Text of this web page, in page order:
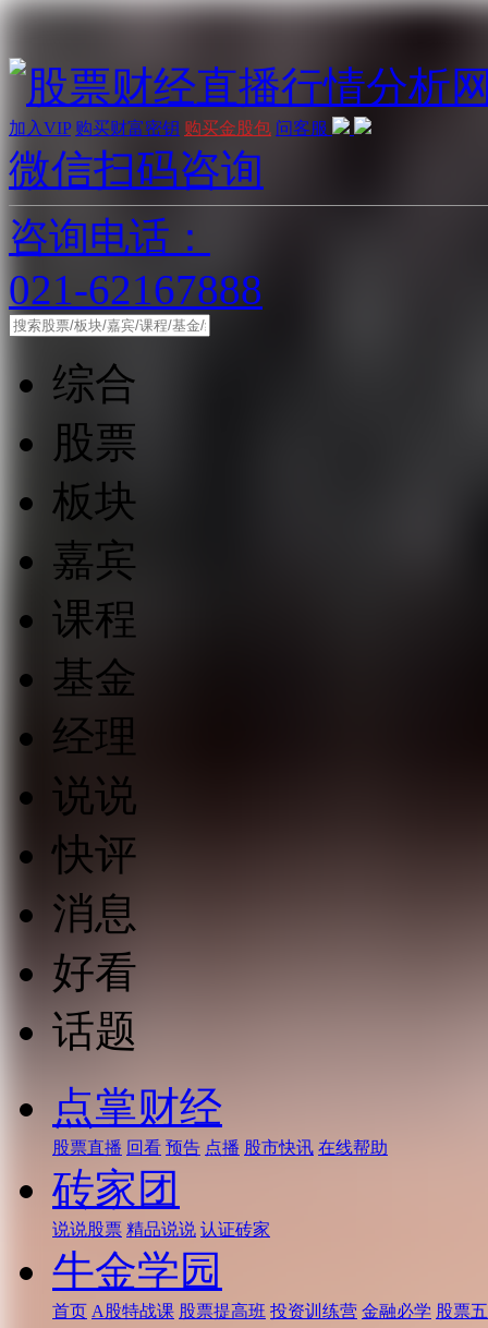
加入VIP 购买财富密钥 购买金股包 问客服
微信扫码咨询
咨询电话：
021-62167888
综合
股票
板块
嘉宾
课程
基金
经理
说说
快评
消息
好看
话题
点掌财经
股票直播 回看 预告 点播 股市快讯 在线帮助
砖家团
说说股票 精品说说 认证砖家
牛金学园
首页 A股特战课 股票提高班 投资训练营 金融必学 股票